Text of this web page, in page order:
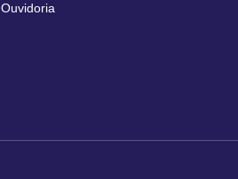
Ouvidoria